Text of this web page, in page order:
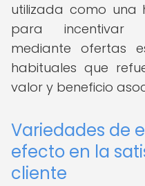
utilizada como una
para incentivar
mediante ofertas
habituales que
valor y beneficio
Variedades de
efecto en la
cliente